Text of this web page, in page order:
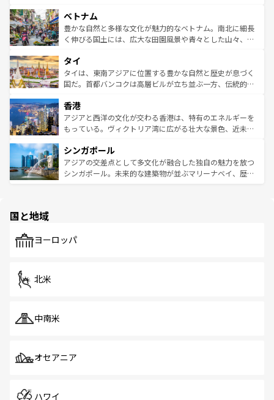
参照してほしい。
容にもいいと評判のスイーツなど、バラエティ豊かな料理
が味わえる。 なお、新着の台湾情報は コンテンツ一覧を参
照してほしい。
き、地方に足を延ばせば四季折々の自然美を楽しむことが
できる。そして、キムチや焼肉、絶品のストリートフード
まで、さまざまな韓国料理が待っている。夜には、韓国な
リティに包まれながら、韓国の多彩な魅力を心ゆくまで味
わってみてほしい。 なお、新着の韓国情報はコンテンツ一
覧を参照してほしい。
ベトナム
豊かな自然と多様な文化が魅力的なベトナム。南北に細長
く伸びる国土には、広大な田園風景や青々とした山々、世
急速な発展と共に伝統が息づく。ハノイの古い町並みやホ
ーチミン市のフランス統治時代の建物も、独特の雰囲気を
醸し出している。また、バラエティの豊かさとおいしさで
とつ。フォーやバインミー、ベトナムコーヒーなどは、ぜ
ひ現地で味わいたい。どの地域を訪れてもあたたかい人々
が旅行者を迎えてくれるので、きっと忘れられない旅にな
参照してほしい。
タイ
タイは、東南アジアに位置する豊かな自然と歴史が息づく
国だ。首都バンコクは高層ビルが立ち並ぶ一方、伝統的な
の活気が交差している。北部ではチェンマイなどの山岳地
帯で自然と触れ合い、南部ではプーケットやクラビの美し
いビーチでリゾート気分を楽しむことができる。タイ料理
激する。気候は一年中温暖で、どの季節にも異なる楽しみ
が待っている。親しみやすいタイの人々、仏教を中心とし
た文化、そして多様な観光資源が、訪れる旅人を魅了し続
香港
アジアと西洋の文化が交わる香港は、特有のエネルギーを
もっている。ヴィクトリア湾に広がる壮大な景色、近未来
み、どこを訪れても感動するはず。観光スポットが密集し
ており、効率よく見どころを回れるのも魅力。息をのむよ
うな絶景から文化的な体験まで、香港を存分に楽しみ尽く
シンガポール
アジアの交差点として多文化が融合した独自の魅力を放つ
シンガポール。未来的な建築物が並ぶマリーナベイ、歴史
で、ホーカーズは地元の風情を楽しめる外せないスポット
国と地域
ヨーロッパ
北米
中南米
オセアニア
ハワイ